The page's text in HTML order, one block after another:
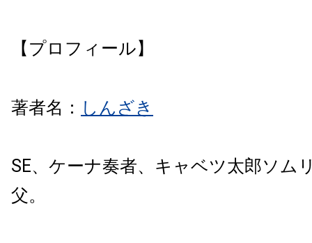
【プロフィール】
著者名： しんざき
SE、ケーナ奏者、キャベツ太郎ソム
父。